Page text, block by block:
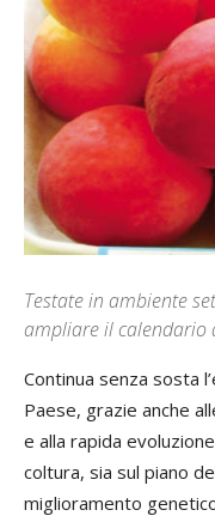
Testate in ambiente
ampliare il calendario
Continua senza sosta
Paese, grazie anche
e alla rapida
coltura, sia sul piano
miglioramento